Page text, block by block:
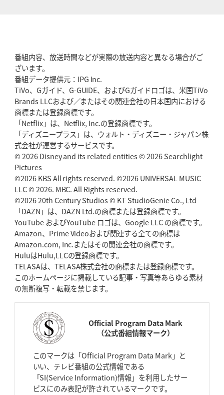
番組内容、放送時間などが実際の放送内容と異なる場合がご
ざいます。
番組データ提供元：IPG Inc.
TiVo、Gガイド、G-GUIDE、およびGガイドロゴは、米国TiVo
Brands LLCおよび／またはその関連会社の日本国内における
商標または登録商標です。
「Netflix」は、Netflix, Inc.の登録商標です。
「ディズニープラス」は、ウォルト・ディズニー・ジャパン株
式会社が運営するサービスです。
© 2026 Disney and its related entities © 2026 Searchlight
Pictures
©2026 KBS All rights reserved. ©2026 UNIVERSAL MUSIC
LLC © 2026. MBC. All Rights reserved.
©2026 20th Century Studios © KT StudioGenie Co., Ltd
「DAZN」は、DAZN Ltd.の商標または登録商標です。
YouTube およびYouTube ロゴは、Google LLC の商標です。
Amazon、Prime Videoおよび関連する全ての商標は
Amazon.com, Inc.またはその関連会社の商標です。
HuluはHulu,LLCの登録商標です。
TELASAは、TELASA株式会社の商標または登録商標です。
このホームページに掲載している記事・写真等あらゆる素材
の無断複写・転載を禁じます。
Official Program Data Mark
（公式番組情報マーク）
このマークは「Official Program Data Mark」と
いい、テレビ番組の公式情報である
「SI(Service Information)情報」を利用したサー
ビスにのみ表記が許されているマークです。